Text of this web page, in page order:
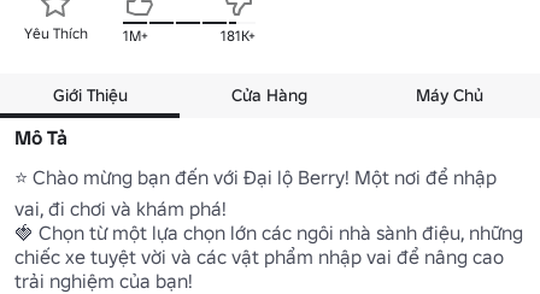
Yêu Thích 1M+ 181K+
Giới Thiệu Cửa Hàng Máy Chủ
Mô Tả
⭐ Chào mừng bạn đến với Đại lộ Berry! Một nơi để nhập
vai, đi chơi và khám phá!
🍓 Chọn từ một lựa chọn lớn các ngôi nhà sành điệu, những
chiếc xe tuyệt vời và các vật phẩm nhập vai để nâng cao
trải nghiệm của bạn!